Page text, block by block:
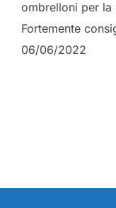
ombrelloni per la
Fortemente
06/06/2022